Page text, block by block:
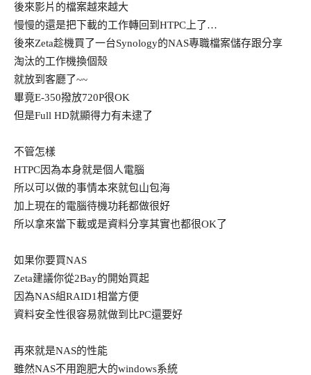
後來影片的檔案越來越大
慢慢的還是把下載的工作轉回到HTPC上了…
後來Zeta趁機買了一台Synology的NAS專職檔案儲存跟分享
淘汰的工作機換個殼
就放到客廳了~~
畢竟E-350撥放720P很OK
但是Full HD就顯得力有未逮了
不管怎樣
HTPC因為本身就是個人電腦
所以可以做的事情本來就包山包海
加上現在的電腦待機功耗都做很好
所以拿來當下載或是資料分享其實也都很OK了
如果你要買NAS
Zeta建議你從2Bay的開始買起
因為NAS組RAID1相當方便
資料安全性很容易就做到比PC還要好
再來就是NAS的性能
雖然NAS不用跑肥大的windows系統